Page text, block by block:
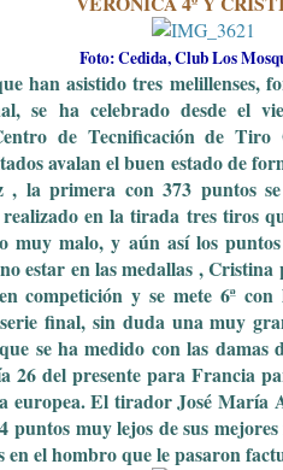
Foto: Cedida, Club Los
han asistido tres melillenses,
se ha celebrado desde el
de Tecnificación de
avalan el buen estado de
la primera con 373 puntos
en la tirada tres tiros
muy malo, y aún así los
estar en las medallas ,
competición y se mete 6ª
final, sin duda una muy
se ha medido con las damas
26 del presente para Francia
europea. El tirador José María
puntos muy lejos de sus
en el hombro que le pasaron